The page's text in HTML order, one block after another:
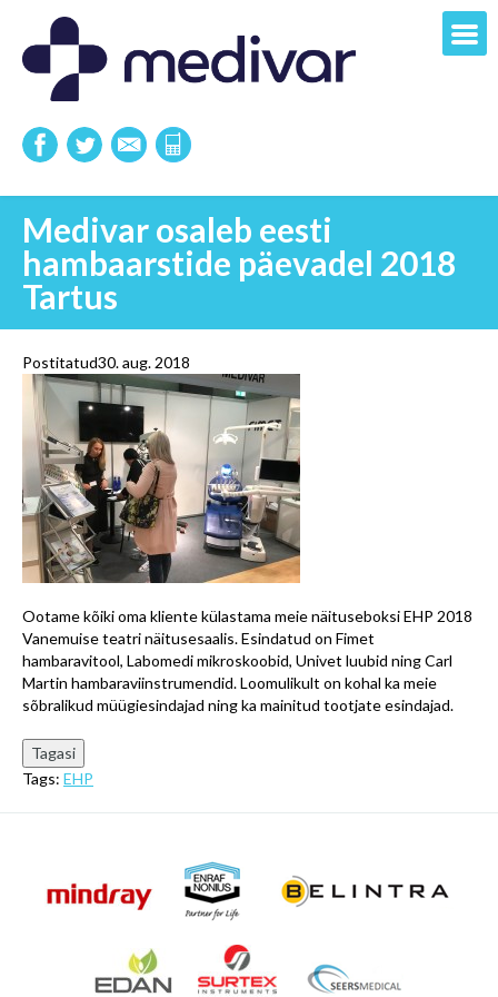
Medivar osaleb eesti
hambaarstide päevadel 2018
Tartus
Postitatud30. aug. 2018
Ootame kõiki oma kliente külastama meie näituseboksi EHP 2018
Vanemuise teatri näitusesaalis. Esindatud on Fimet
hambaravitool, Labomedi mikroskoobid, Univet luubid ning Carl
Martin hambaraviinstrumendid. Loomulikult on kohal ka meie
sõbralikud müügiesindajad ning ka mainitud tootjate esindajad.
Tags: EHP